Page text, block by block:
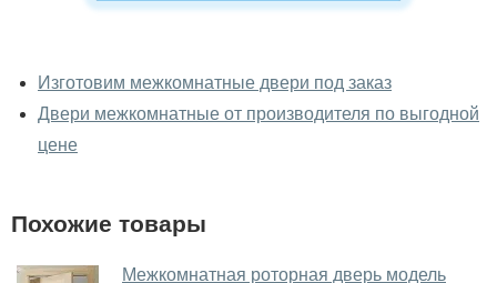
межкомнатные двери фаворит
вживую?
Да, можно посмотреть межкомнатные двери фаворит
Изготовим межкомнатные двери под заказ
Двери межкомнатные от производителя по выгодной
цене
Похожие товары
Межкомнатная роторная дверь модель